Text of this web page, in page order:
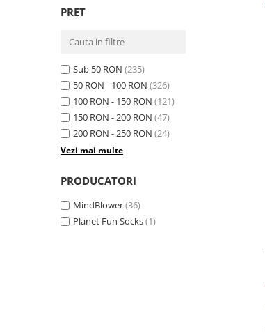
PRET
Sub 50 RON (235)
50 RON - 100 RON (326)
100 RON - 150 RON (121)
150 RON - 200 RON (47)
200 RON - 250 RON (24)
Vezi mai multe
PRODUCATORI
MindBlower(36)
Planet Fun Socks(1)